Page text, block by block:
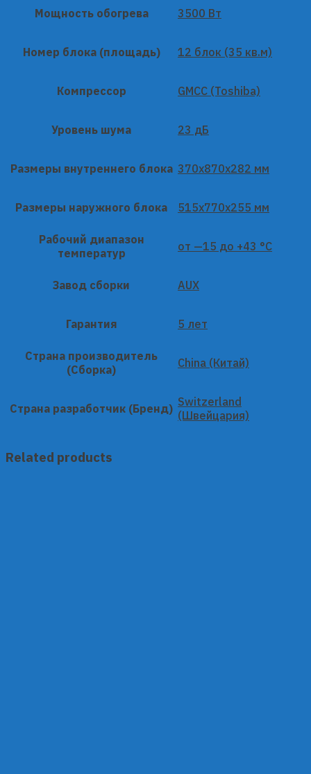
Мощность обогрева 3500 Вт
Номер блока (площадь) 12 блок (35 кв.м)
Компрессор GMCC (Toshiba)
Уровень шума 23 дБ
Размеры внутреннего блока 370x870x282 мм
Размеры наружного блока 515x770x255 мм
Рабочий диапазон
температур
от —15 до +43 °C
Завод сборки AUX
Гарантия 5 лет
Страна производитель
(Сборка)
China (Китай)
Страна разработчик (Бренд) Switzerland
(Швейцария)
Related products